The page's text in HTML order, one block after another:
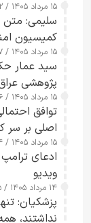
۱۵ مرداد ۱۴۰۵ / ۱۹:۵۲
سلیمی: متن
کمیسیون
۱۵ مرداد ۱۴۰۵ / ۱۹:۳۷
سید عمار
پژوهشی
۱۵ مرداد ۱۴۰۵ / ۱۲:۵۶
توافق
اصلی بر سر
۱۵ مرداد ۱۴۰۵ / ۰۸:۳۴
ادعای ترامپ
ویدیو
۱۴ مرداد ۱۴۰۵ / ۲۲:۵۵
پزشکیان:
نداشتند،